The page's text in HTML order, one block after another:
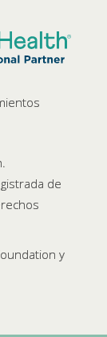
de
y